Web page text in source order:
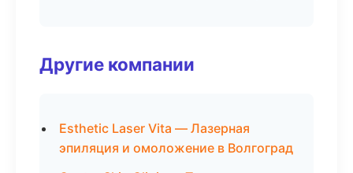
Другие компании
Esthetic Laser Vita — Лазерная
эпиляция и омоложение в Волгоград